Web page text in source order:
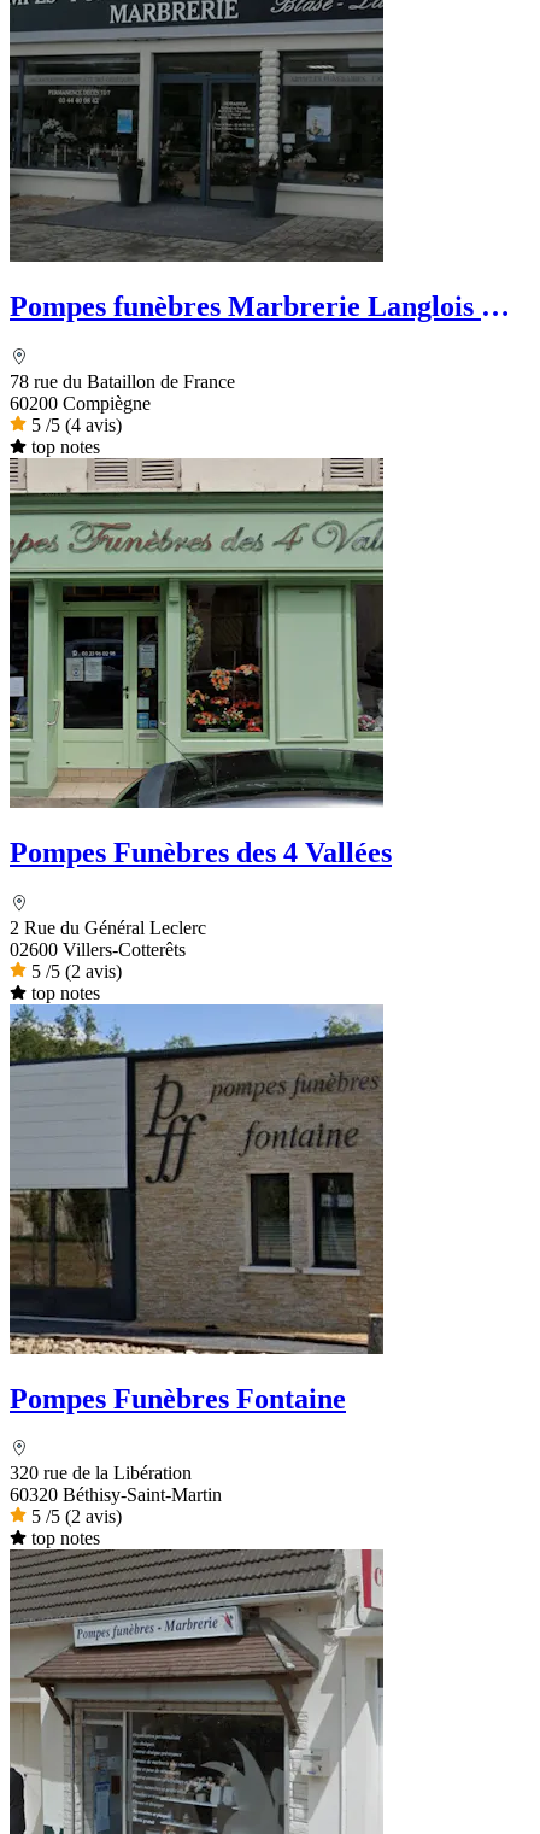
Pompes funèbres Marbrerie Langlois &
78 rue du Bataillon de France
60200 Compiègne
5 /5 (4 avis)
top notes
Pompes Funèbres des 4 Vallées
2 Rue du Général Leclerc
02600 Villers-Cotterêts
5 /5 (2 avis)
top notes
Pompes Funèbres Fontaine
320 rue de la Libération
60320 Béthisy-Saint-Martin
5 /5 (2 avis)
top notes